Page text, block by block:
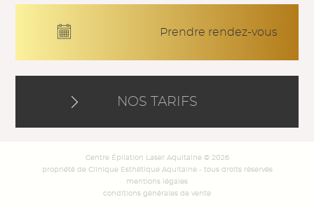
Prendre rendez-vous
NOS TARIFS
Centre Épilation Laser Aquitaine © 2026
propriété de Clinique Esthétique Aquitaine - tous droits réservés
mentions légales
conditions générales de vente